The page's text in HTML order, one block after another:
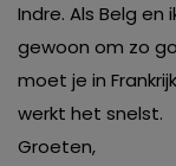
Indre. Als Belg en
gewoon om zo
moet je in
werkt het snelst.
Groeten,